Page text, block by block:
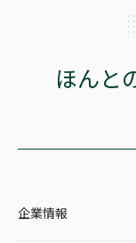
ほんと
企業情報